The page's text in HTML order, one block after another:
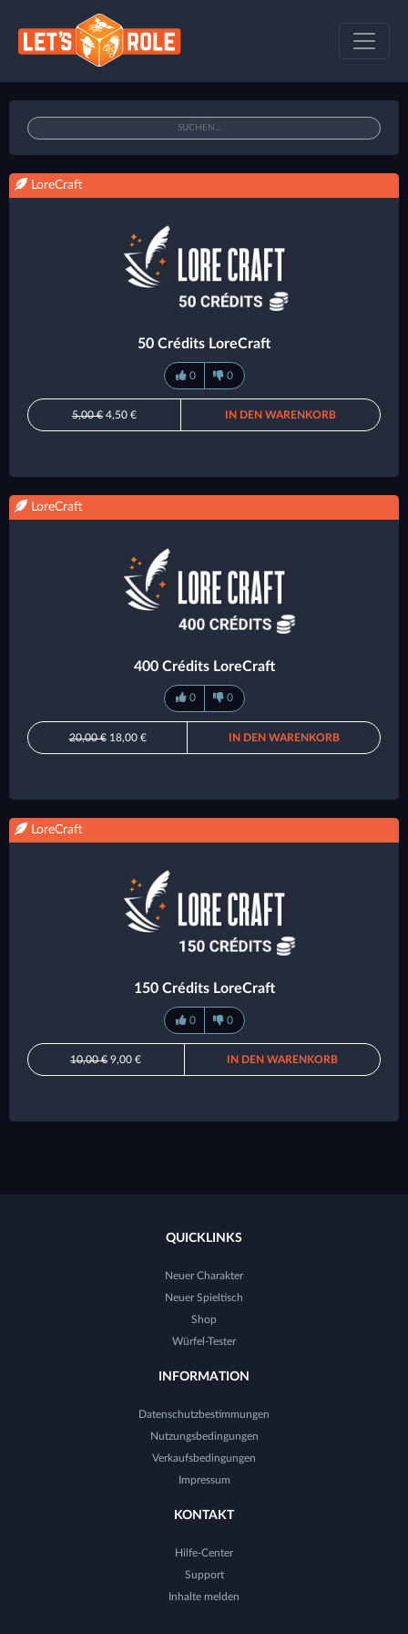
LoreCraft
50 Crédits LoreCraft
0 0
5,00 € 4,50 € IN DEN WARENKORB
LoreCraft
400 Crédits LoreCraft
0 0
20,00 €18,00 € IN DEN WARENKORB
LoreCraft
150 Crédits LoreCraft
0 0
10,00 €9,00 € IN DEN WARENKORB
QUICKLINKS
Neuer Charakter
Neuer Spieltisch
Shop
Würfel-Tester
INFORMATION
Datenschutzbestimmungen
Nutzungsbedingungen
Verkaufsbedingungen
Impressum
KONTAKT
Hilfe-Center
Support
Inhalte melden